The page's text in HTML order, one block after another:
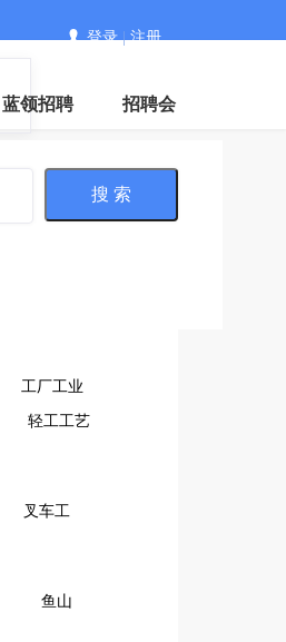
登录|注册
蓝领招聘 招聘会
搜 索
工厂工业
轻工工艺
叉车工
鱼山